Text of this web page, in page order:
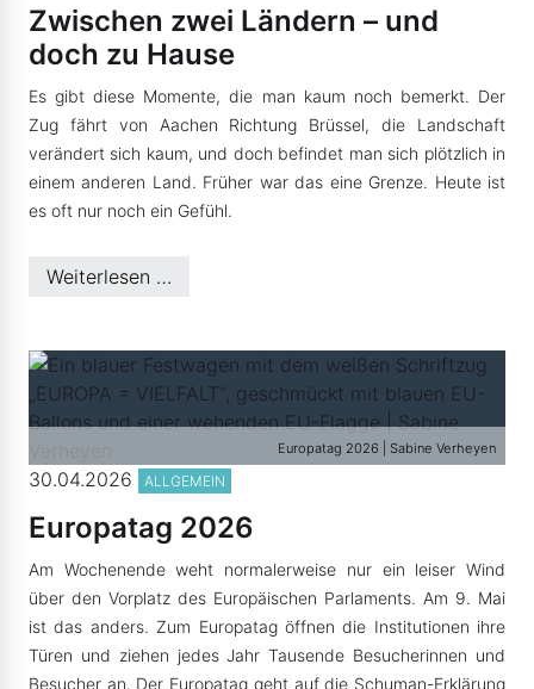
Zwischen zwei Ländern – und
doch zu Hause
Es gibt diese Momente, die man kaum noch bemerkt. Der
Zug fährt von Aachen Richtung Brüssel, die Landschaft
verändert sich kaum, und doch befindet man sich plötzlich in
einem anderen Land. Früher war das eine Grenze. Heute ist
es oft nur noch ein Gefühl.
Weiterlesen …
Europatag 2026 | Sabine Verheyen
30.04.2026 ALLGEMEIN
Europatag 2026
Am Wochenende weht normalerweise nur ein leiser Wind
über den Vorplatz des Europäischen Parlaments. Am 9. Mai
ist das anders. Zum Europatag öffnen die Institutionen ihre
Türen und ziehen jedes Jahr Tausende Besucherinnen und
Besucher an. Der Europatag geht auf die Schuman-Erklärung